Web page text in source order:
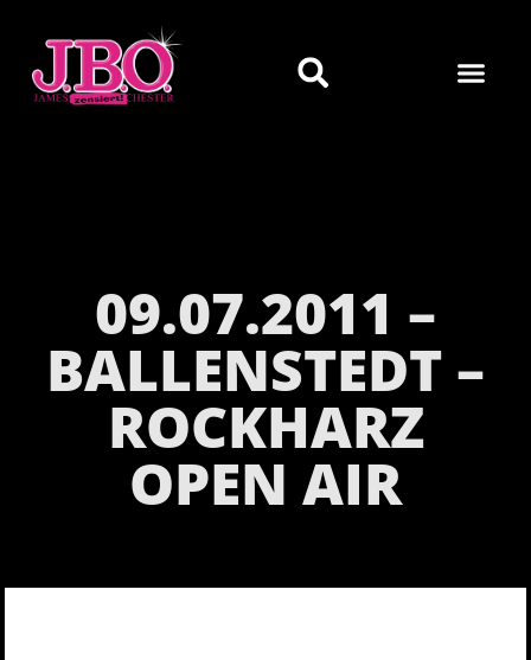
09.07.2011 –
BALLENSTEDT –
ROCKHARZ
OPEN AIR